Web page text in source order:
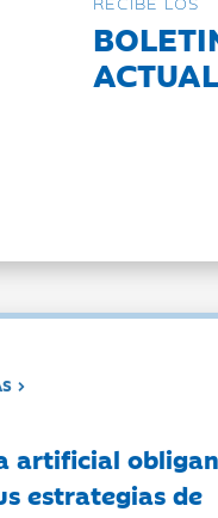
artificial obligan
estrategias de